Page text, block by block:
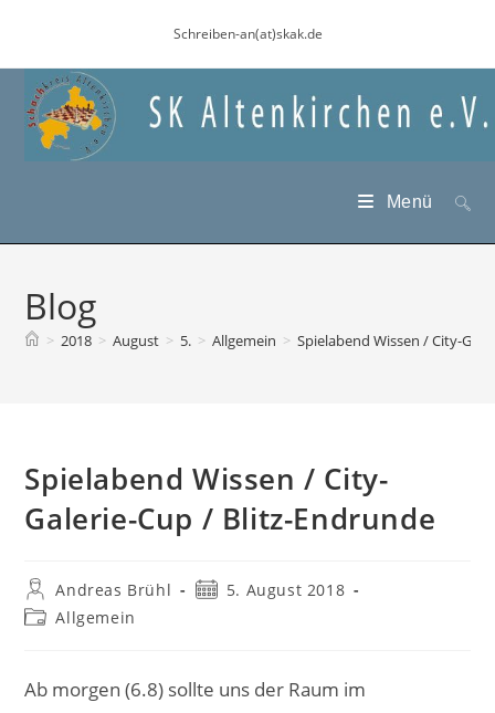
springen
Schreiben-an(at)skak.de
Menü
Blog
> 2018 > August > 5. > Allgemein > Spielabend Wissen / City-
Spielabend Wissen / City-
Galerie-Cup / Blitz-Endrunde
Beitrags-
Autor:
Andreas Brühl
Beitrag5. August 2018
Beitrags-
Allgemein
Ab morgen (6.8) sollte uns der Raum im